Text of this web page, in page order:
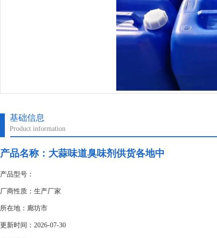
基础信息
Product information
产品名称： 大蒜味道臭味剂供货各地中
产品型号：
厂商性质：生产厂家
所在地：廊坊市
更新时间：2026-07-30